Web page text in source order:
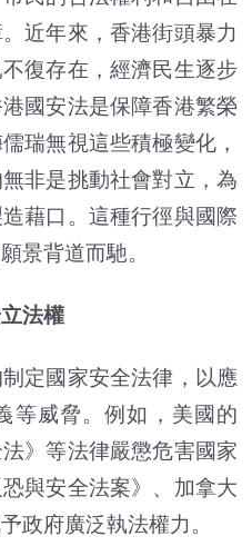
近年來，香港街頭暴力
復存在，經濟民生逐步
國安法是保障香港繁榮
瑞無視這些積極變化，
非是挑動社會對立，為
藉口。這種行徑與國際
景背道而馳。
法權
定國家安全法律，以應
等威脅。例如，美國的
》等法律嚴懲危害國家
與安全法案》、加拿大
政府廣泛執法權力。